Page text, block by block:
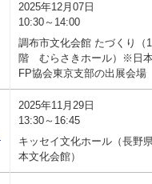
2025年12月07日
10:30～14:00
調布市文化会館 たづくり（1
階 むらさきホール）※日
FP協会東京支部の出展会場
2025年11月29日
13:30～16:45
キッセイ文化ホール（長野
本文化会館）